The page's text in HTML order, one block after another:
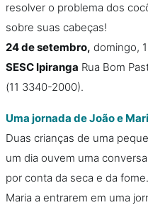
resolver o problema dos
sobre suas cabeças!
24 de setembro, domingo,
SESC Ipiranga Rua Bom
(11 3340-2000).
Uma jornada de João e
Duas crianças de uma
um dia ouvem uma
por conta da seca e da
Maria a entrarem em uma